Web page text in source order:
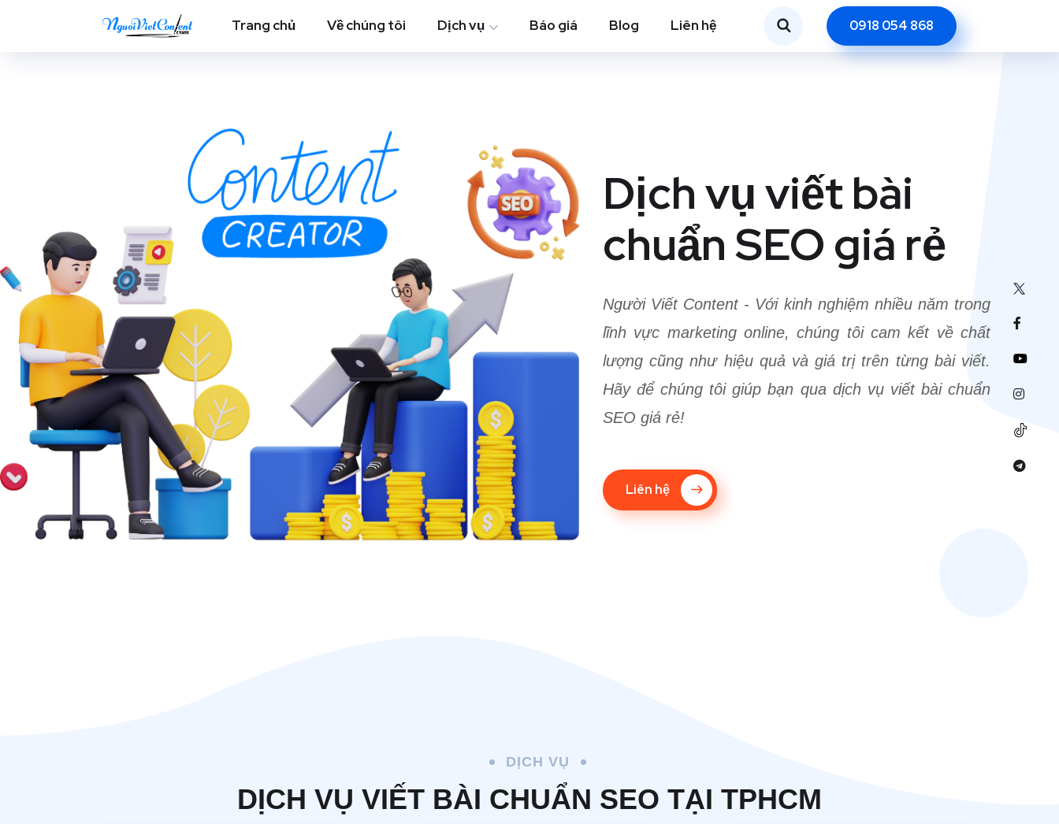
Trang chủ Về chúng tôi Dịch vụ Báo giá Blog Liên hệ 0918 054 868
Dịch vụ viết bài
chuẩn SEO giá rẻ
Người Viết Content - Với kinh nghiệm nhiều năm trong
lĩnh vực marketing online, chúng tôi cam kết về chất
lượng cũng như hiệu quả và giá trị trên từng bài viết.
Hãy để chúng tôi giúp bạn qua dịch vụ viết bài chuẩn
SEO giá rẻ!
Liên hệ
DỊCH VỤ
DỊCH VỤ VIẾT BÀI CHUẨN SEO TẠI TPHCM